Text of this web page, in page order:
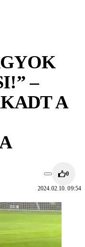
–
A
0
2024.02.10. 09:54